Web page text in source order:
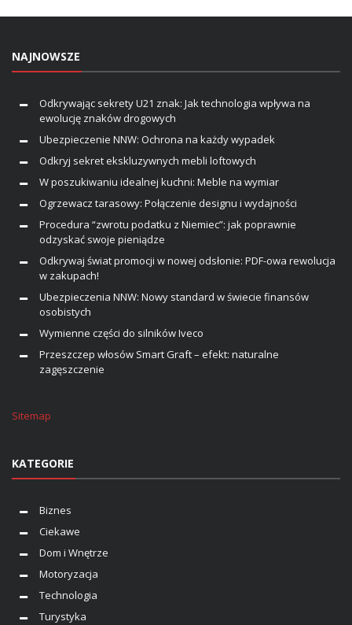
NAJNOWSZE
Odkrywając sekrety U21 znak: Jak technologia wpływa na
ewolucję znaków drogowych
Ubezpieczenie NNW: Ochrona na każdy wypadek
Odkryj sekret ekskluzywnych mebli loftowych
W poszukiwaniu idealnej kuchni: Meble na wymiar
Ogrzewacz tarasowy: Połączenie designu i wydajności
Procedura “zwrotu podatku z Niemiec”: jak poprawnie
odzyskać swoje pieniądze
Odkrywaj świat promocji w nowej odsłonie: PDF-owa rewolucja
w zakupach!
Ubezpieczenia NNW: Nowy standard w świecie finansów
osobistych
Wymienne części do silników Iveco
Przeszczep włosów Smart Graft – efekt: naturalne
zagęszczenie
Sitemap
KATEGORIE
Biznes
Ciekawe
Dom i Wnętrze
Motoryzacja
Technologia
Turystyka